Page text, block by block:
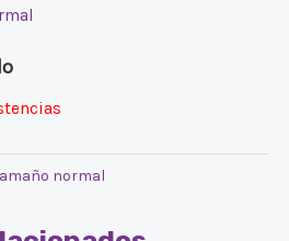
normal